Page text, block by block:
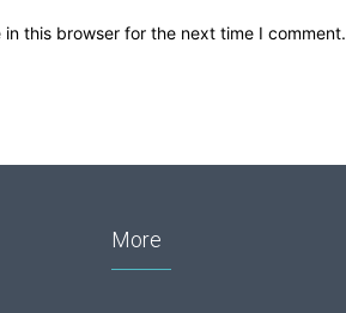
this browser for the next time I comment.
More